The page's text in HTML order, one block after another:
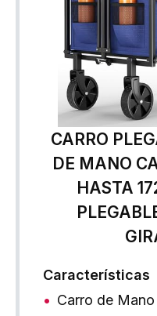
CARRO
DE MANO
HASTA
Características
Carro de